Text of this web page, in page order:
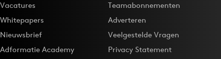
Vacatures
Whitepapers
Nieuwsbrief
Adformatie Academy
Teamabonnementen
Adverteren
Veelgestelde Vragen
Privacy Statement